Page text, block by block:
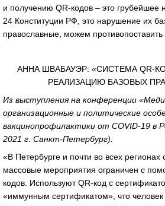
и получению QR-кодов – это грубейшее
24 Конституции РФ, это нарушение их
православные, можем
АННА ШВАБАУЭР: «СИСТЕМА QR-
РЕАЛИЗАЦИЮ БАЗОВЫХ
Из выступления на конференции
организационные и политические
вакцинопрофилактики от COVID-19 в
2021 г. Санкт-Петербург):
«В Петербурге и почти во всех регионах
массовые мероприятия ограничен с
кодов. Используют QR-код с
«иммунным сертификатом», что